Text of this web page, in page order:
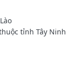
tỉnh Tây Ninh